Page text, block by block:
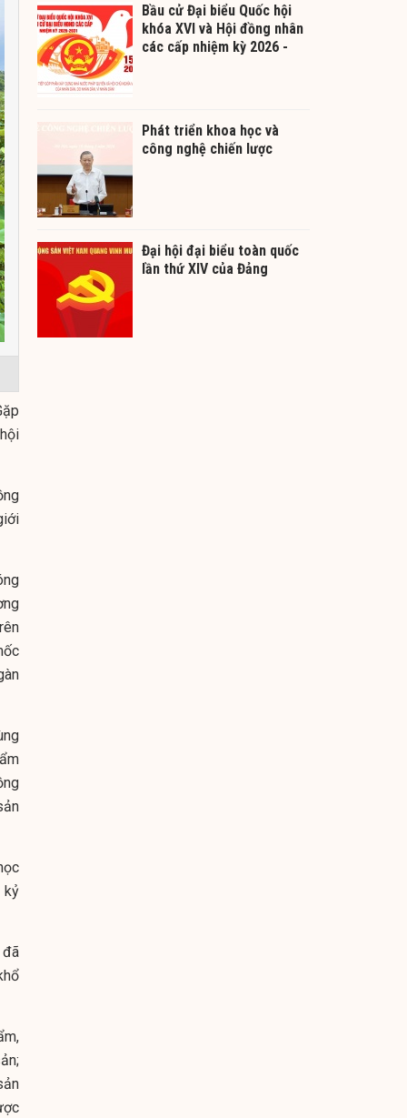
kỷ
đã
Bầu cử Đại biểu Quốc hội
khóa XVI và Hội đồng nhân
các cấp nhiệm kỳ 2026 -
Phát triển khoa học và
công nghệ chiến lược
Đại hội đại biểu toàn quốc
lần thứ XIV của Đảng